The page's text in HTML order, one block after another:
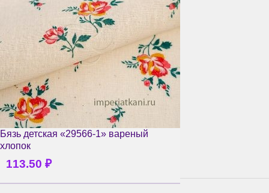
Бязь детская «29566-1» вареный
хлопок
113.50 ₽